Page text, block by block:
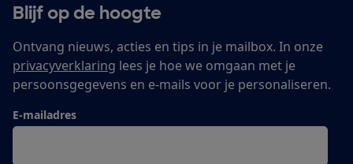
Blijf op de hoogte
Ontvang nieuws, acties en tips in je mailbox. In onze
privacyverklaring lees je hoe we omgaan met je
persoonsgegevens en e-mails voor je personaliseren.
E-mailadres